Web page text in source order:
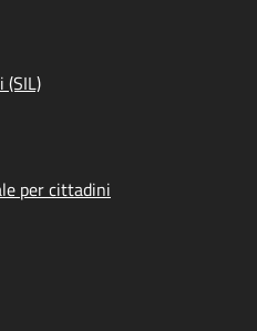
per cittadini